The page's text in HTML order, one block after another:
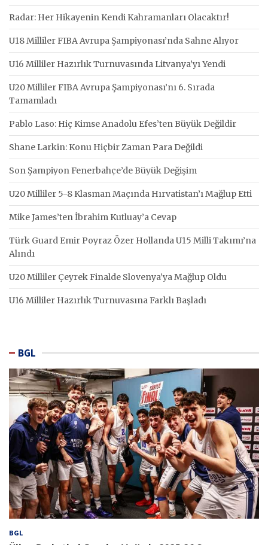
Radar: Her Hikayenin Kendi Kahramanları Olacaktır!
U18 Milliler FIBA Avrupa Şampiyonası’nda Sahne Alıyor
U16 Milliler Hazırlık Turnuvasında Litvanya’yı Yendi
U20 Milliler FIBA Avrupa Şampiyonası’nı 6. Sırada
Tamamladı
Pablo Laso: Hiç Kimse Anadolu Efes’ten Büyük Değildir
Shane Larkin: Konu Hiçbir Zaman Para Değildi
Son Şampiyon Fenerbahçe’de Büyük Değişim
U20 Milliler 5-8 Klasman Maçında Hırvatistan’ı Mağlup Etti
Mike James’ten İbrahim Kutluay’a Cevap
Türk Guard Emir Poyraz Özer Hollanda U15 Milli Takımı’na
Alındı
U20 Milliler Çeyrek Finalde Slovenya’ya Mağlup Oldu
U16 Milliler Hazırlık Turnuvasına Farklı Başladı
BGL
BGL